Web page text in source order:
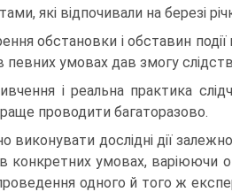
які відпочивали на березі
обстановки і обставин
умовах дав змогу
і реальна практика
проводити багаторазово.
виконувати дослідні дії
конкретних умовах, варіюючи
одного й того ж